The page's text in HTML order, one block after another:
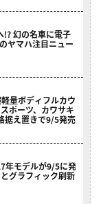
!? 幻の名車に電子
ヤマハ注目ニュー
量ボディフルカウ
ポーツ、カワサキ
据え置きで9/5発売
年モデルが9/5に発
グラフィック刷新